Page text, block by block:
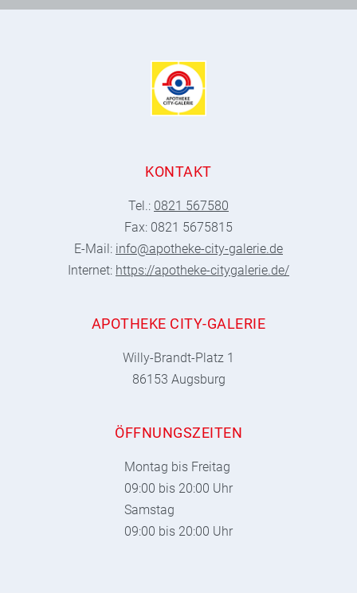
KONTAKT
Tel.: 0821 567580
Fax: 0821 5675815
E-Mail: info@apotheke-city-galerie.de
Internet: https://apotheke-citygalerie.de/
APOTHEKE CITY-GALERIE
Willy-Brandt-Platz 1
86153 Augsburg
ÖFFNUNGSZEITEN
Montag bis Freitag
09:00 bis 20:00 Uhr
Samstag
09:00 bis 20:00 Uhr